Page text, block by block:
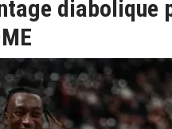
diabolique